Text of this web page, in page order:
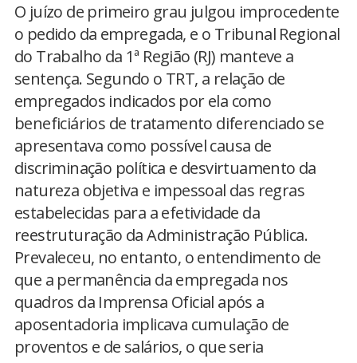
O juízo de primeiro grau julgou improcedente
o pedido da empregada, e o Tribunal Regional
do Trabalho da 1ª Região (RJ) manteve a
sentença. Segundo o TRT, a relação de
empregados indicados por ela como
beneficiários de tratamento diferenciado se
apresentava como possível causa de
discriminação política e desvirtuamento da
natureza objetiva e impessoal das regras
estabelecidas para a efetividade da
reestruturação da Administração Pública.
Prevaleceu, no entanto, o entendimento de
que a permanência da empregada nos
quadros da Imprensa Oficial após a
aposentadoria implicava cumulação de
proventos e de salários, o que seria